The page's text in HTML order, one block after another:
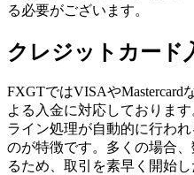
る必要がございます。
クレジットカード
FXGTではVISAやMastercard
よる入金に対応しておりま
ライン処理が自動的に行わ
のが特徴です。多くの場合
るため、取引を素早く開始